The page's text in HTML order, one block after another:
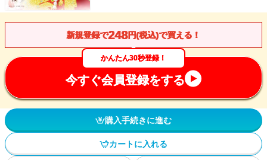
新規登録で248円(税込)で買える！
かんたん30秒登録！
今すぐ会員登録をする
購入手続きに進む
カートに入れる